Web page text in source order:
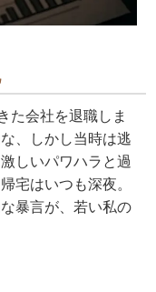
た会社を退職しま
、しかし当時は逃
しいパワハラと過
宅はいつも深夜。
暴言が、若い私の